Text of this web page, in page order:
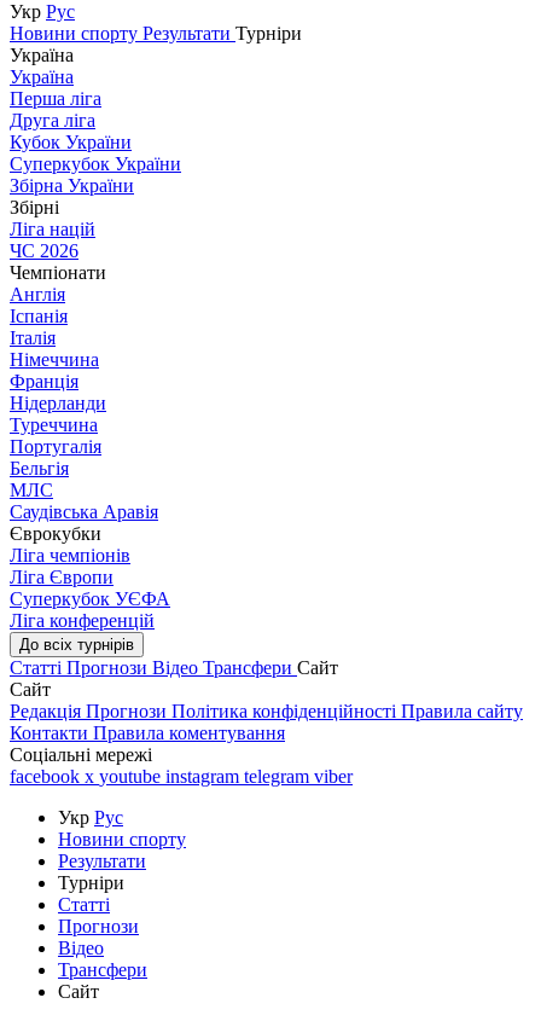
Укр Рус
Новини спорту Результати Турніри
Україна
Україна
Перша ліга
Друга ліга
Кубок України
Суперкубок України
Збірна України
Збірні
Ліга націй
ЧС 2026
Чемпіонати
Англія
Іспанія
Італія
Німеччина
Франція
Нідерланди
Туреччина
Португалія
Бельгія
МЛС
Саудівська Аравія
Єврокубки
Ліга чемпіонів
Ліга Європи
Суперкубок УЄФА
Ліга конференцій
До всіх турнірів
Статті Прогнози Відео Трансфери Сайт
Сайт
Редакція Прогнози Політика конфіденційності Правила сайту
Контакти Правила коментування
Соціальні мережі
facebook x youtube instagram telegram viber
Укр Рус
Новини спорту
Результати
Турніри
Статті
Прогнози
Відео
Трансфери
Сайт